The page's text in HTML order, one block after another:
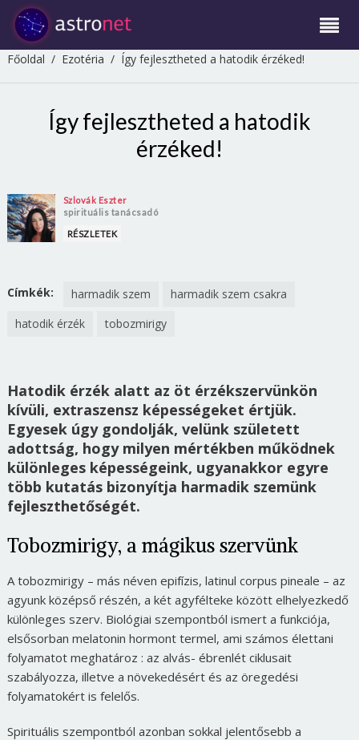
Főoldal / Ezotéria / Így fejlesztheted a hatodik érzéked!
Így fejlesztheted a hatodik
érzéked!
Szlovák Eszter
spirituális tanácsadó
RÉSZLETEK
Címkék: harmadik szem
harmadik szem csakra
hatodik érzék
tobozmirigy
Hatodik érzék alatt az öt érzékszervünkön
kívüli, extraszensz képességeket értjük.
Egyesek úgy gondolják, velünk született
adottság, hogy milyen mértékben működnek
különleges képességeink, ugyanakkor egyre
több kutatás bizonyítja harmadik szemünk
fejleszthetőségét.
Tobozmirigy, a mágikus szervünk
A tobozmirigy – más néven epifízis, latinul corpus pineale – az
agyunk középső részén, a két agyfélteke között elhelyezkedő
különleges szerv. Biológiai szempontból ismert a funkciója,
elsősorban melatonin hormont termel, ami számos élettani
folyamatot meghatároz : az alvás- ébrenlét ciklusait
szabályozza, illetve a növekedésért és az öregedési
folyamatokért is felelős.
Spirituális szempontból azonban sokkal jelentősebb a